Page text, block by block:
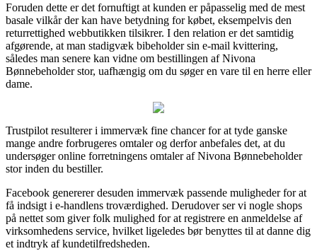
Foruden dette er det fornuftigt at kunden er påpasselig med de mest
basale vilkår der kan have betydning for købet, eksempelvis den
returrettighed webbutikken tilsikrer. I den relation er det samtidig
afgørende, at man stadigvæk bibeholder sin e-mail kvittering,
således man senere kan vidne om bestillingen af Nivona
Bønnebeholder stor, uafhængig om du søger en vare til en herre eller
dame.
Trustpilot resulterer i immervæk fine chancer for at tyde ganske
mange andre forbrugeres omtaler og derfor anbefales det, at du
undersøger online forretningens omtaler af Nivona Bønnebeholder
stor inden du bestiller.
Facebook genererer desuden immervæk passende muligheder for at
få indsigt i e-handlens troværdighed. Derudover ser vi nogle shops
på nettet som giver folk mulighed for at registrere en anmeldelse af
virksomhedens service, hvilket ligeledes bør benyttes til at danne dig
et indtryk af kundetilfredsheden.